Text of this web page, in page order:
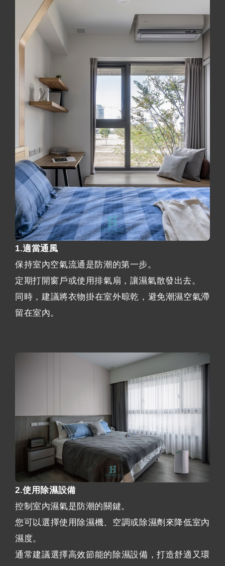
1.適當通風
保持室內空氣流通是防潮的第一步。
定期打開窗戶或使用排氣扇，讓濕氣散發出去。
同時，建議將衣物掛在室外晾乾，避免潮濕空氣滯
留在室內。
2.使用除濕設備
控制室內濕氣是防潮的關鍵。
您可以選擇使用除濕機、空調或除濕劑來降低室內
濕度。
通常建議選擇高效節能的除濕設備，打造舒適又環